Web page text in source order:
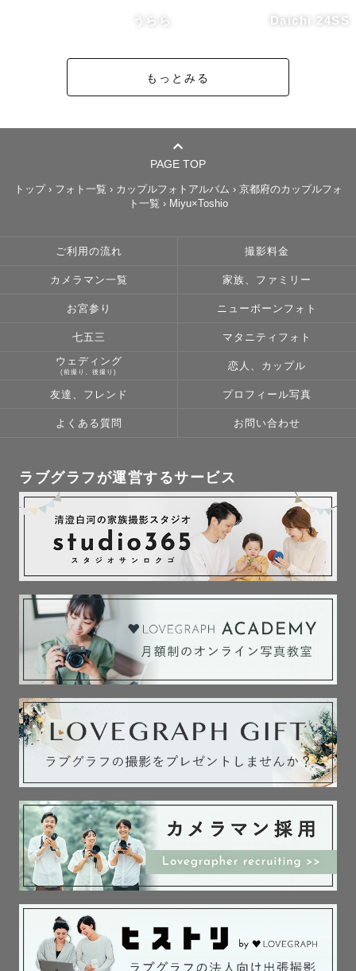
うらら Daichi 24SS
もっとみる
PAGE TOP
トップ› フォト一覧 › カップルフォトアルバム › 京都府のカップルフォ
ト一覧 › Miyu×Toshio
ご利用の流れ 撮影料金
カメラマン一覧 家族、ファミリー
お宮参り ニューボーンフォト
七五三 マタニティフォト
ウェディング
(前撮り、後撮り)
恋人、カップル
友達、フレンド プロフィール写真
よくある質問 お問い合わせ
ラブグラフが運営するサービス